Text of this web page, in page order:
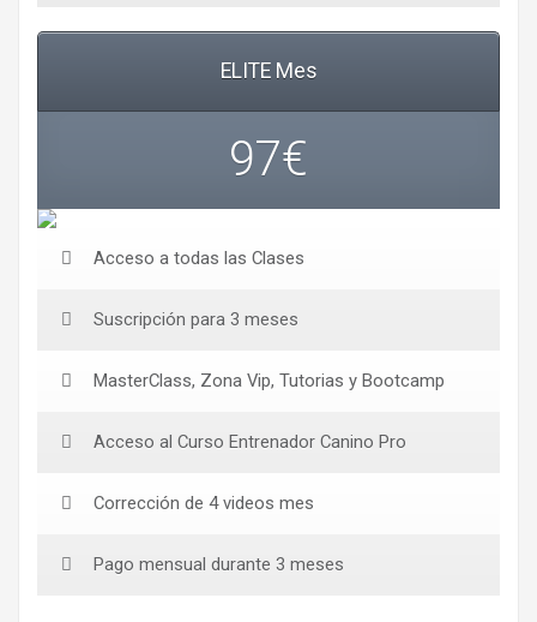
ELITE Mes
97€
Acceso a todas las Clases
Suscripción para 3 meses
MasterClass, Zona Vip, Tutorias y Bootcamp
Acceso al Curso Entrenador Canino Pro
Corrección de 4 videos mes
Pago mensual durante 3 meses